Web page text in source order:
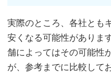
実際のところ、各社とも
安くなる可能性がありま
舗によってはその可能性
が、参考までに比較して